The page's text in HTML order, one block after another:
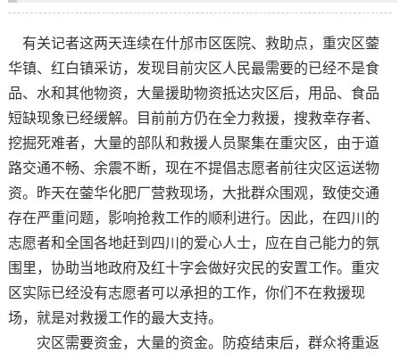
有关记者这两天连续在什邡市区医院、救助点，重灾区蓥
华镇、红白镇采访，发现目前灾区人民最需要的已经不是食
品、水和其他物资，大量援助物资抵达灾区后，用品、食品
短缺现象已经缓解。目前前方仍在全力救援，搜救幸存者、
挖掘死难者，大量的部队和救援人员聚集在重灾区，由于道
路交通不畅、余震不断，现在不提倡志愿者前往灾区运送物
资。昨天在蓥华化肥厂营救现场，大批群众围观，致使交通
存在严重问题，影响抢救工作的顺利进行。因此，在四川的
志愿者和全国各地赶到四川的爱心人士，应在自己能力的氛
围里，协助当地政府及红十字会做好灾民的安置工作。重灾
区实际已经没有志愿者可以承担的工作，你们不在救援现
场，就是对救援工作的最大支持。
灾区需要资金，大量的资金。防疫结束后，群众将重返